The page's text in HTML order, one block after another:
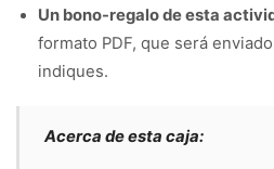
Un bono-regalo de esta
formato PDF, que será
indiques.
Acerca de esta caja: